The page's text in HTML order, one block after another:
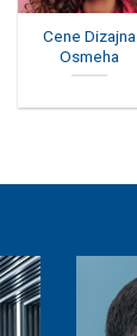
Cene Dizajna
Osmeha